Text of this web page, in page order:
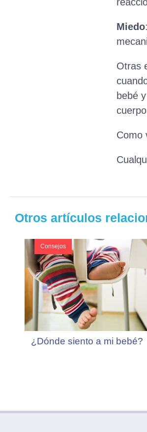
Miedo
Otras
bebé
Como
Otros artículos
Consejos
¿Dónde siento a mi bebé?